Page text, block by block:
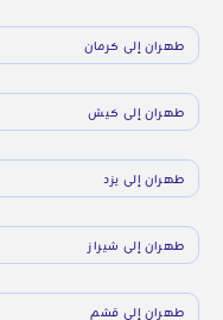
طهران إلى كرمان
طهران إلى كيش
طهران إلى يزد
طهران إلى شيراز
طهران إلى قشم